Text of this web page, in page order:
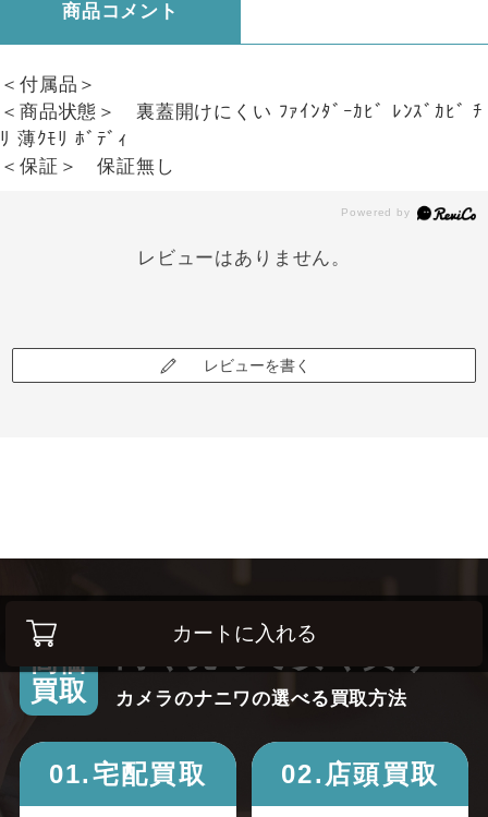
カートに入れる
商品コメント
＜付属品＞
＜商品状態＞ 裏蓋開けにくい ﾌｧｲﾝﾀﾞｰｶﾋﾞ ﾚﾝｽﾞｶﾋﾞ ﾁ
ﾘ 薄ｸﾓﾘ ﾎﾞﾃﾞｨ
＜保証＞ 保証無し
レビューはありません。
レビューを書く
高価
買取
高く売って安く買う！
カメラのナニワの選べる買取方法
01.宅配買取 02.店頭買取